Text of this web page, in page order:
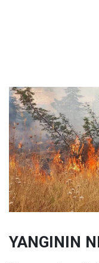
YANGININ